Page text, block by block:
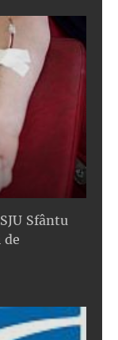
Sfântu
de